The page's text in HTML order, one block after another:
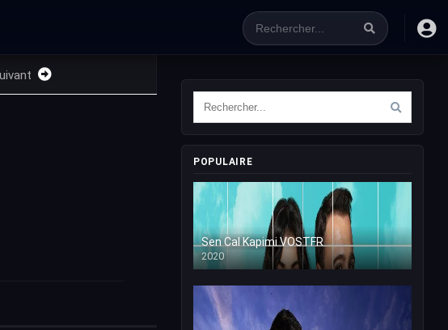
POPULAIRE
Sen Cal Kapimi VOSTFR
2020